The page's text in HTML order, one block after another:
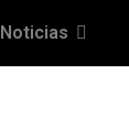
Noticias